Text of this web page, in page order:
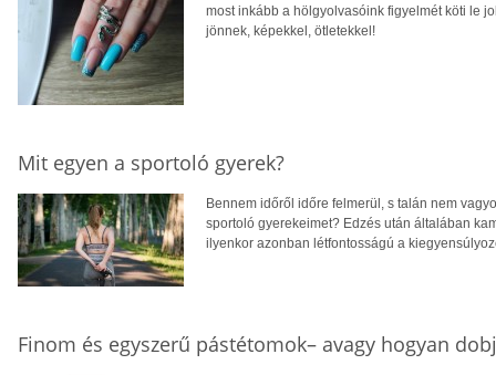
most inkább a hölgyolvasóink figyelmét köti le
jönnek, képekkel, ötletekkel!
Mit egyen a sportoló gyerek?
Bennem időről időre felmerül, s talán nem
sportoló gyerekeimet? Edzés után általában
ilyenkor azonban létfontosságú a
Finom és egyszerű pástétomok– avagy hogyan